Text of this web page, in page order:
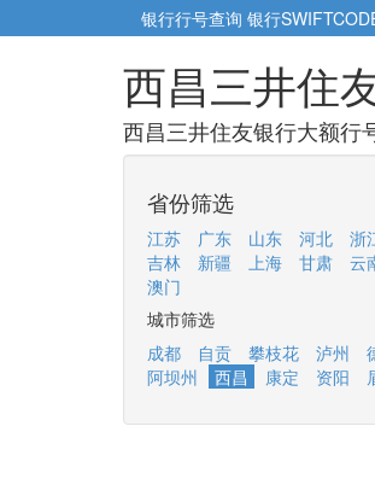
银行行号查询 银行
西昌三井住
西昌三井住友银行大额行
省份筛选
江苏 广东 山东 河北 浙
吉林
新疆 上海 甘肃 云
澳门
城市筛选
成都
自贡 攀枝花 泸州
阿坝州
西昌 康定 资阳